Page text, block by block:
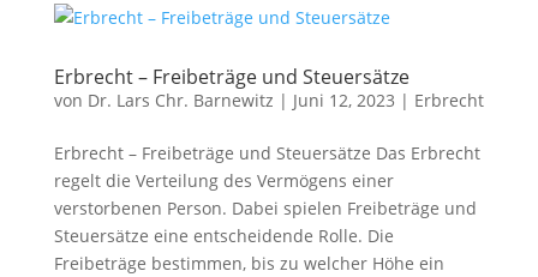
Erbrecht – Freibeträge und Steuersätze
von Dr. Lars Chr. Barnewitz | Juni 12, 2023 | Erbrecht
Erbrecht – Freibeträge und Steuersätze Das Erbrecht
regelt die Verteilung des Vermögens einer
verstorbenen Person. Dabei spielen Freibeträge und
Steuersätze eine entscheidende Rolle. Die
Freibeträge bestimmen, bis zu welcher Höhe ein